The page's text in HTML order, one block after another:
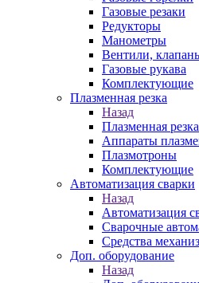
Газовые резаки
Редукторы
Манометры
Вентили,
Газовые рукава
Комплектующие
Плазменная резка
Назад
Плазменная резка
Аппараты
Плазмотроны
Комплектующие
Автоматизация сварки
Назад
Автоматизация
Сварочные
Средства
Доп. оборудование
Назад